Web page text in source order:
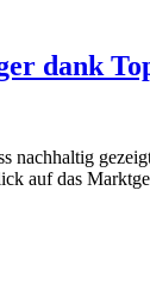
dank
nachhaltig
auf das